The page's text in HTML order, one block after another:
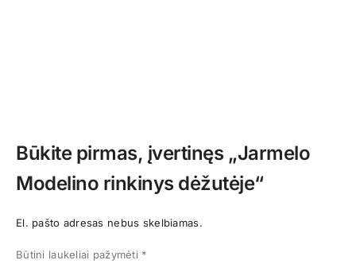
Būkite pirmas, įvertinęs „Jarmelo
Modelino rinkinys dėžutėje“
El. pašto adresas nebus skelbiamas.
Būtini laukeliai pažymėti *